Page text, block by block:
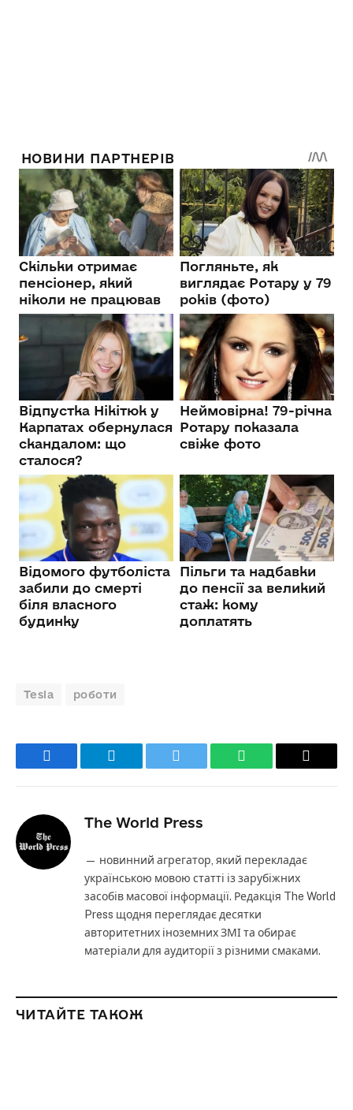
Tesla роботи
Facebook Telegram Twitter WhatsApp Email
The World Press
— новинний агрегатор, який перекладає
українською мовою статті із зарубіжних
засобів масової інформації. Редакція The World
Press щодня переглядає десятки
авторитетних іноземних ЗМІ та обирає
матеріали для аудиторії з різними смаками.
ЧИТАЙТЕ ТАКОЖ